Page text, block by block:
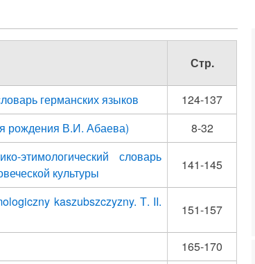
Стр.
германских языков
124-137
рождения В.И. Абаева) 8-32
словарь
культуры
141-145
kaszubszczyzny. Т. II.
151-157
165-170